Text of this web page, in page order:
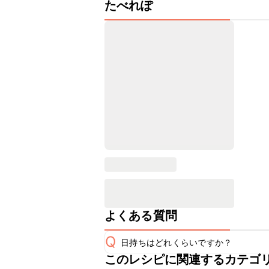
たべれぽ
よくある質問
Q 日持ちはどれくらいですか？
このレシピに関連するカテゴ